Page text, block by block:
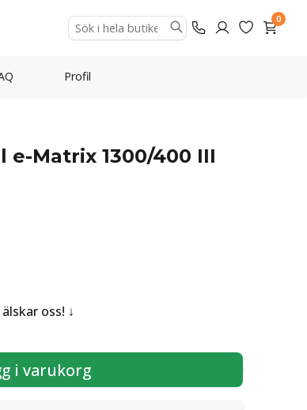
0
Profil
e-Matrix 1300/400 III
oss!
i varukorg